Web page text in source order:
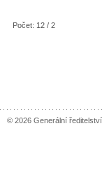
Počet: 12 / 2
© 2026 Generální